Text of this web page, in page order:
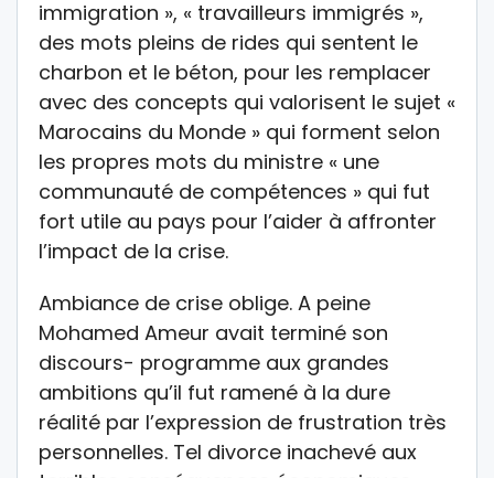
immigration », « travailleurs immigrés »,
des mots pleins de rides qui sentent le
charbon et le béton, pour les remplacer
avec des concepts qui valorisent le sujet «
Marocains du Monde » qui forment selon
les propres mots du ministre « une
communauté de compétences » qui fut
fort utile au pays pour l’aider à affronter
l’impact de la crise.
Ambiance de crise oblige. A peine
Mohamed Ameur avait terminé son
discours- programme aux grandes
ambitions qu’il fut ramené à la dure
réalité par l’expression de frustration très
personnelles. Tel divorce inachevé aux